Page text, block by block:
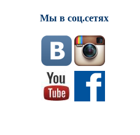
Мы в соц.сетях